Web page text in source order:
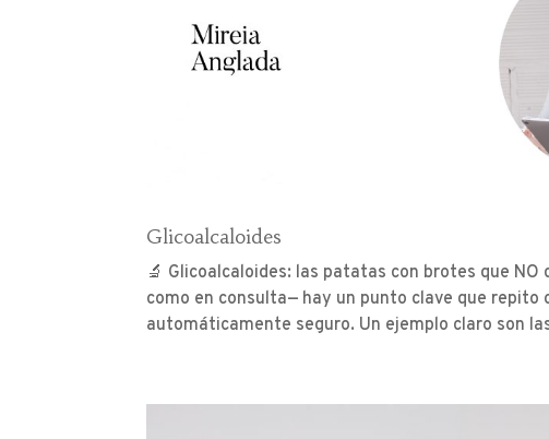
Glicoalcaloides
🔬 Glicoalcaloides: las patatas con brotes que
como en consulta— hay un punto clave que
automáticamente seguro. Un ejemplo claro son